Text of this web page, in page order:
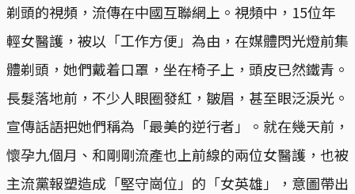
剃頭的視頻，流傳在中國互聯網上。視頻中，15位年
輕女醫護，被以「工作方便」為由，在媒體閃光燈前集
體剃頭，她們戴着口罩，坐在椅子上，頭皮已然鐵青。
長髮落地前，不少人眼圈發紅，皺眉，甚至眼泛淚光。
宣傳話語把她們稱為「最美的逆行者」。就在幾天前，
懷孕九個月、和剛剛流產也上前線的兩位女醫護，也被
主流黨報塑造成「堅守崗位」的「女英雄」，意圖帶出